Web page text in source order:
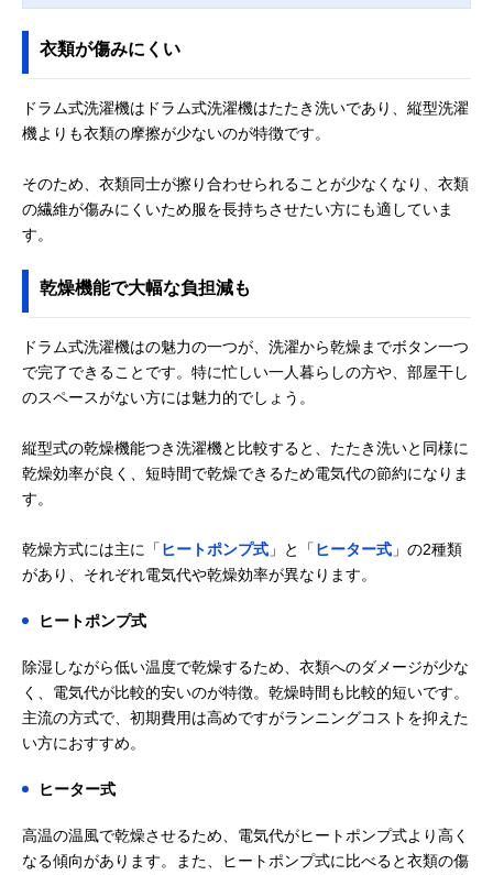
衣類が傷みにくい
ドラム式洗濯機はドラム式洗濯機はたたき洗いであり、縦型洗濯
機よりも衣類の摩擦が少ないのが特徴です。
そのため、衣類同士が擦り合わせられることが少なくなり、衣類
の繊維が傷みにくいため服を長持ちさせたい方にも適していま
す。
乾燥機能で大幅な負担減も
ドラム式洗濯機はの魅力の一つが、洗濯から乾燥までボタン一つ
で完了できることです。特に忙しい一人暮らしの方や、部屋干し
のスペースがない方には魅力的でしょう。
縦型式の乾燥機能つき洗濯機と比較すると、たたき洗いと同様に
乾燥効率が良く、短時間で乾燥できるため電気代の節約になりま
す。
乾燥方式には主に「 ヒートポンプ式 」と「 ヒーター式 」の2種類
があり、それぞれ電気代や乾燥効率が異なります。
ヒートポンプ式
除湿しながら低い温度で乾燥するため、衣類へのダメージが少な
く、電気代が比較的安いのが特徴。乾燥時間も比較的短いです。
主流の方式で、初期費用は高めですがランニングコストを抑えた
い方におすすめ。
ヒーター式
高温の温風で乾燥させるため、電気代がヒートポンプ式より高く
なる傾向があります。また、ヒートポンプ式に比べると衣類の傷